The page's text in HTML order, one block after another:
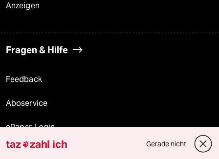
Anzeigen
Fragen & Hilfe
Feedback
Aboservice
ePaper Login
Downloads für Abonnierende
taz zahl ich Gerade nicht